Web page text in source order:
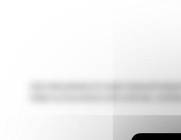
Łyżki wielozadaniowe do małych ładowarek